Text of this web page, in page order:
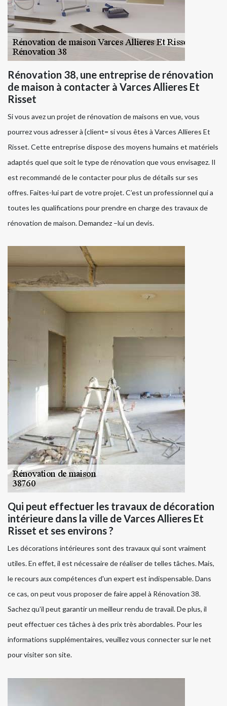
Rénovation 38, une entreprise de rénovation
de maison à contacter à Varces Allieres Et
Risset
Si vous avez un projet de rénovation de maisons en vue, vous
pourrez vous adresser à {client= si vous êtes à Varces Allieres Et
Risset. Cette entreprise dispose des moyens humains et matériels
adaptés quel que soit le type de rénovation que vous envisagez. Il
est recommandé de le contacter pour plus de détails sur ses
offres. Faites-lui part de votre projet. C’est un professionnel qui a
toutes les qualifications pour prendre en charge des travaux de
rénovation de maison. Demandez –lui un devis.
Qui peut effectuer les travaux de décoration
intérieure dans la ville de Varces Allieres Et
Risset et ses environs ?
Les décorations intérieures sont des travaux qui sont vraiment
utiles. En effet, il est nécessaire de réaliser de telles tâches. Mais,
le recours aux compétences d'un expert est indispensable. Dans
ce cas, on peut vous proposer de faire appel à Rénovation 38.
Sachez qu'il peut garantir un meilleur rendu de travail. De plus, il
peut effectuer ces tâches à des prix très abordables. Pour les
informations supplémentaires, veuillez vous connecter sur le net
pour visiter son site.